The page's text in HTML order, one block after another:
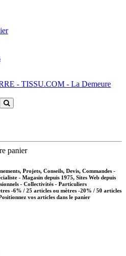
panier
Projets, Conseils, Devis, Commandes -
- Magasin depuis 1975, Sites Web depuis
- Collectivités - Particuliers
-6% / 25 articles ou mètres -20% / 50 articles
vos articles dans le panier